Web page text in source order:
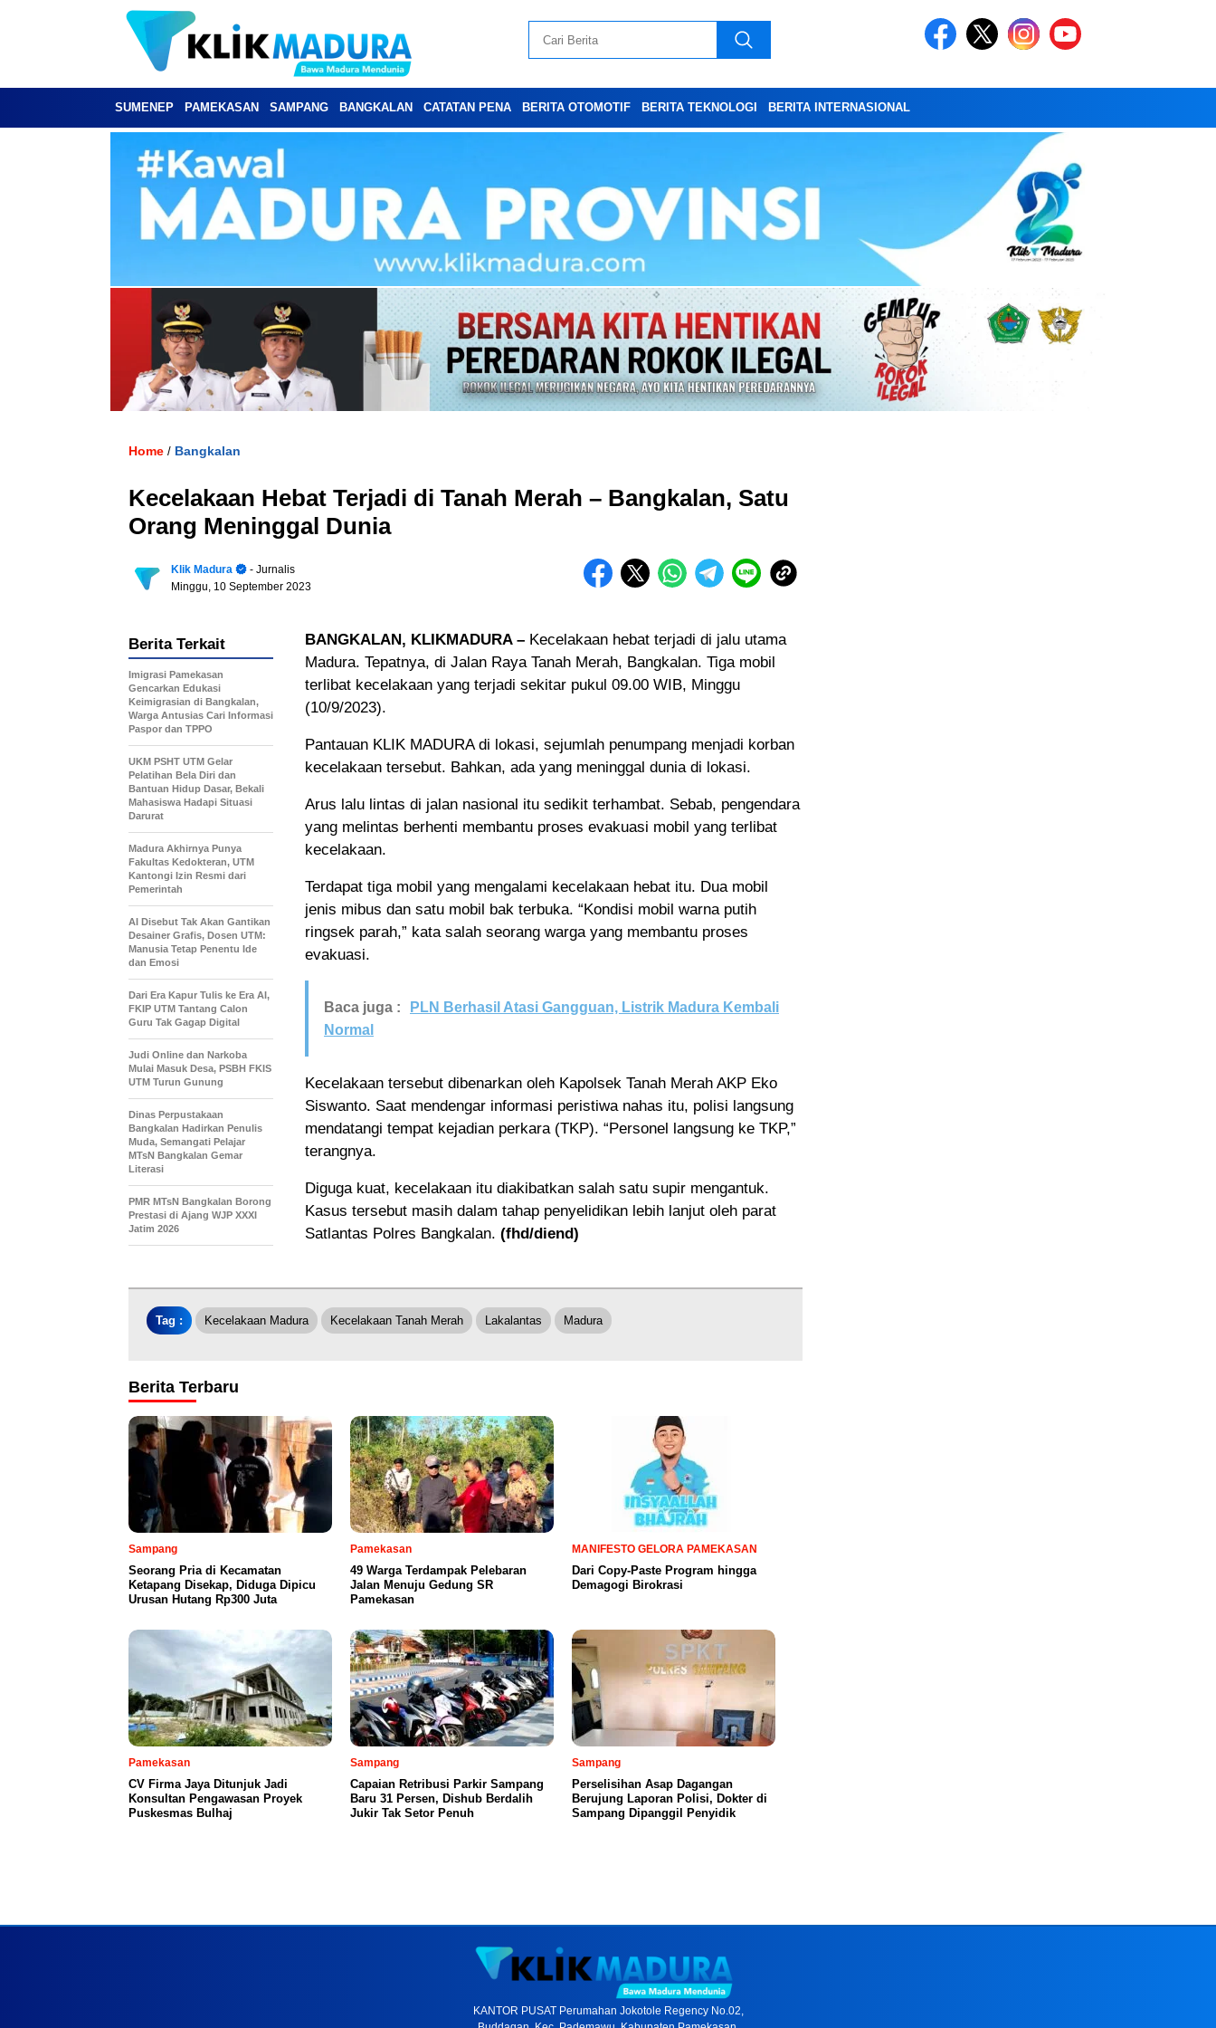
SUMENEP PAMEKASAN SAMPANG BANGKALAN CATATAN PENA BERITA OTOMOTIF BERITA TEKNOLOGI BERITA INTERNASIONAL
Home / Bangkalan
Kecelakaan Hebat Terjadi di Tanah Merah – Bangkalan, Satu
Orang Meninggal Dunia
Klik Madura
- Jurnalis
Minggu, 10 September 2023
BANGKALAN, KLIKMADURA – Kecelakaan hebat terjadi di jalu utama
Madura. Tepatnya, di Jalan Raya Tanah Merah, Bangkalan. Tiga mobil
terlibat kecelakaan yang terjadi sekitar pukul 09.00 WIB, Minggu
(10/9/2023).
Pantauan KLIK MADURA di lokasi, sejumlah penumpang menjadi korban
kecelakaan tersebut. Bahkan, ada yang meninggal dunia di lokasi.
Arus lalu lintas di jalan nasional itu sedikit terhambat. Sebab, pengendara
yang melintas berhenti membantu proses evakuasi mobil yang terlibat
kecelakaan.
Terdapat tiga mobil yang mengalami kecelakaan hebat itu. Dua mobil
jenis mibus dan satu mobil bak terbuka. “Kondisi mobil warna putih
ringsek parah,” kata salah seorang warga yang membantu proses
evakuasi.
Baca juga :
PLN Berhasil Atasi Gangguan, Listrik Madura Kembali
Normal
Kecelakaan tersebut dibenarkan oleh Kapolsek Tanah Merah AKP Eko
Siswanto. Saat mendengar informasi peristiwa nahas itu, polisi langsung
mendatangi tempat kejadian perkara (TKP). “Personel langsung ke TKP,”
terangnya.
Diguga kuat, kecelakaan itu diakibatkan salah satu supir mengantuk.
Kasus tersebut masih dalam tahap penyelidikan lebih lanjut oleh parat
Satlantas Polres Bangkalan. (fhd/diend)
Berita Terkait
Imigrasi Pamekasan
Gencarkan Edukasi
Keimigrasian di Bangkalan,
Warga Antusias Cari Informasi
Paspor dan TPPO
UKM PSHT UTM Gelar
Pelatihan Bela Diri dan
Bantuan Hidup Dasar, Bekali
Mahasiswa Hadapi Situasi
Darurat
Madura Akhirnya Punya
Fakultas Kedokteran, UTM
Kantongi Izin Resmi dari
Pemerintah
AI Disebut Tak Akan Gantikan
Desainer Grafis, Dosen UTM:
Manusia Tetap Penentu Ide
dan Emosi
Dari Era Kapur Tulis ke Era AI,
FKIP UTM Tantang Calon
Guru Tak Gagap Digital
Judi Online dan Narkoba
Mulai Masuk Desa, PSBH FKIS
UTM Turun Gunung
Dinas Perpustakaan
Bangkalan Hadirkan Penulis
Muda, Semangati Pelajar
MTsN Bangkalan Gemar
Literasi
PMR MTsN Bangkalan Borong
Prestasi di Ajang WJP XXXI
Jatim 2026
Tag : Kecelakaan Madura Kecelakaan Tanah Merah Lakalantas Madura
Berita Terbaru
Sampang
Seorang Pria di Kecamatan
Ketapang Disekap, Diduga Dipicu
Urusan Hutang Rp300 Juta
Pamekasan
49 Warga Terdampak Pelebaran
Jalan Menuju Gedung SR
Pamekasan
MANIFESTO GELORA PAMEKASAN
Dari Copy-Paste Program hingga
Demagogi Birokrasi
Pamekasan
CV Firma Jaya Ditunjuk Jadi
Konsultan Pengawasan Proyek
Puskesmas Bulhaj
Sampang
Capaian Retribusi Parkir Sampang
Baru 31 Persen, Dishub Berdalih
Jukir Tak Setor Penuh
Sampang
Perselisihan Asap Dagangan
Berujung Laporan Polisi, Dokter di
Sampang Dipanggil Penyidik
KANTOR PUSAT Perumahan Jokotole Regency No.02,